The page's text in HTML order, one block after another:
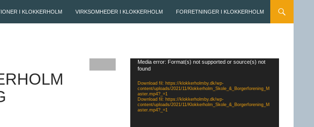
I KLOKKERHOLM VIRKSOMHEDER I KLOKKERHOLM FORRETNINGER I KLOKKERHOLM
Videoafspiller
Media error: Format(s) not supported or source(s) not
found
Download fil: https://klokkerholmby.dk/wp-
content/uploads/2021/11/Klokkerholm_Skole_&_Borgerforening_M
aster.mp4?_=1
Download fil: https://klokkerholmby.dk/wp-
content/uploads/2021/11/Klokkerholm_Skole_&_Borgerforening_M
aster.mp4?_=1